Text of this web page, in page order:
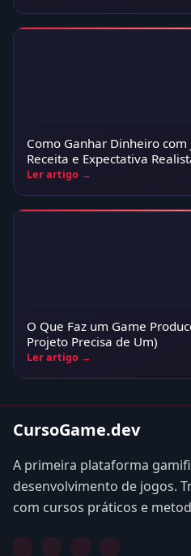
Como Ganhar Dinheiro com
Receita e Expectativa
Ler artigo →
O Que Faz um Game
Projeto Precisa de Um)
Ler artigo →
CursoGame.dev
A primeira plataforma
desenvolvimento de jogos.
com cursos práticos e